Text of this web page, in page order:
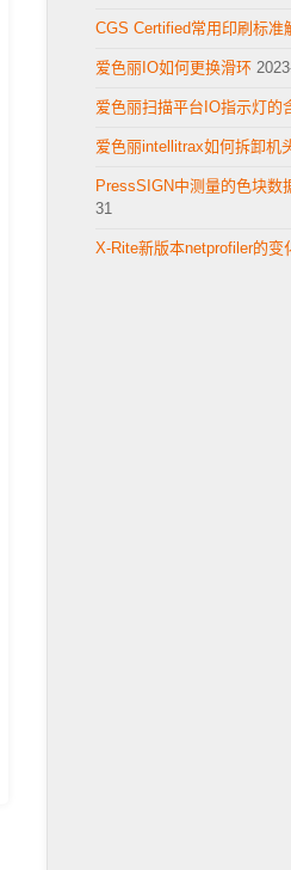
CGS Certified常用印刷标准
爱色丽IO如何更换滑环
爱色丽扫描平台IO指示灯的
爱色丽intellitrax如何拆卸机
PressSIGN中测量的色块数
31
X-Rite新版本netprofiler的变